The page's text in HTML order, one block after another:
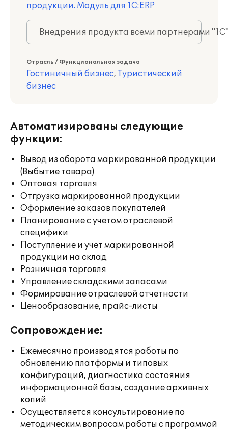
продукции. Модуль для 1С:ERP
Внедрения продукта всеми партнерами
Отрасль / Функциональная задача
Гостиничный бизнес, Туристический
бизнес
Автоматизированы следующие
функции:
Вывод из оборота маркированной продукции
(Выбытие товара)
Оптовая торговля
Отгрузка маркированной продукции
Оформление заказов покупателей
Планирование с учетом отраслевой
специфики
Поступление и учет маркированной
продукции на склад
Розничная торговля
Управление складскими запасами
Формирование отраслевой отчетности
Ценообразование, прайс-листы
Сопровождение:
Ежемесячно производятся работы по
обновлению платформы и типовых
конфигураций, диагностика состояния
информационной базы, создание архивных
копий
Осуществляется консультирование по
методическим вопросам работы с программой